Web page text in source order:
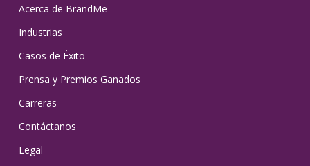
Acerca de BrandMe
Industrias
Casos de Éxito
Prensa y Premios Ganados
Carreras
Contáctanos
Legal